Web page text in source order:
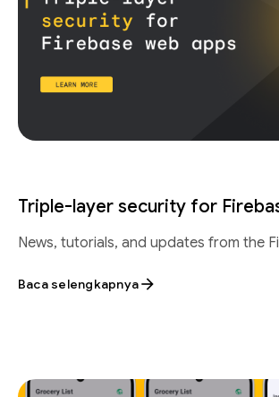
Triple-layer security for
News, tutorials, and updates from the
Baca selengkapnya